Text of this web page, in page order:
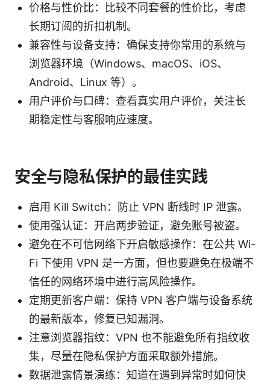
价格与性价比：比较不同套餐的性价比，考虑
长期订阅的折扣机制。
兼容性与设备支持：确保支持你常用的系统与
浏览器环境（Windows、macOS、iOS、
Android、Linux 等）。
用户评价与口碑：查看真实用户评价，关注长
期稳定性与客服响应速度。
安全与隐私保护的最佳实践
启用 Kill Switch：防止 VPN 断线时 IP 泄露。
使用强认证：开启两步验证，避免账号被盗。
避免在不可信网络下开启敏感操作：在公共 Wi-
Fi 下使用 VPN 是一方面，但也要避免在极端不
信任的网络环境中进行高风险操作。
定期更新客户端：保持 VPN 客户端与设备系统
的最新版本，修复已知漏洞。
注意浏览器指纹：VPN 也不能避免所有指纹收
集，尽量在隐私保护方面采取额外措施。
数据泄露情景演练：知道在遇到异常时如何快